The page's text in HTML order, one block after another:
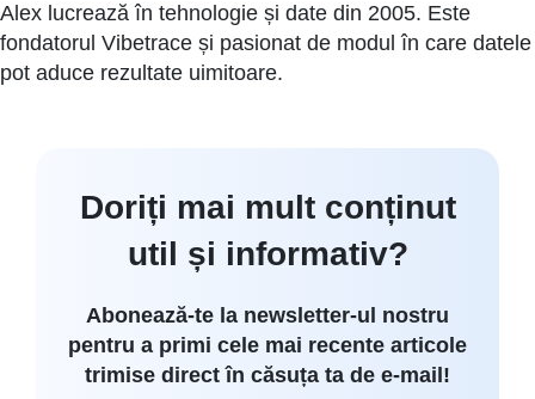
Alex lucrează în tehnologie și date din 2005. Este
fondatorul Vibetrace și pasionat de modul în care datele
pot aduce rezultate uimitoare.
Doriți mai mult conținut
util și informativ?
Abonează-te la newsletter-ul nostru
pentru a primi cele mai recente articole
trimise direct în căsuța ta de e-mail!